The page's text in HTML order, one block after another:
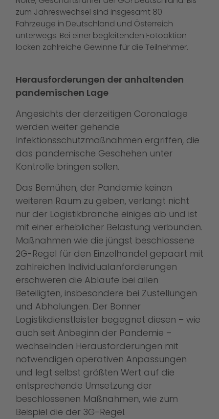
zum Jahreswechsel sind insgesamt 80
Fahrzeuge in Deutschland und Österreich
unterwegs. Bei einer begleitenden Fotoaktion
locken zahlreiche Gewinne für die Teilnehmer.
Herausforderungen der anhaltenden
pandemischen Lage
Angesichts der derzeitigen Coronalage
werden weiter gehende
Infektionsschutzmaßnahmen ergriffen, die
das pandemische Geschehen unter
Kontrolle bringen sollen.
Das Bemühen, der Pandemie keinen
weiteren Raum zu geben, verlangt nicht
nur der Logistikbranche einiges ab und ist
mit einer erheblicher Belastung verbunden.
Maßnahmen wie die jüngst beschlossene
2G-Regel für den Einzelhandel gepaart mit
zahlreichen Individualanforderungen
erschweren die Abläufe bei allen
Beteiligten, insbesondere bei Zustellungen
und Abholungen. Der Bonner
Logistikdienstleister begegnet diesen – wie
auch seit Anbeginn der Pandemie –
wechselnden Herausforderungen mit
notwendigen operativen Anpassungen
und legt selbst größten Wert auf die
entsprechende Umsetzung der
beschlossenen Maßnahmen, wie zum
Beispiel die der 3G-Regel.